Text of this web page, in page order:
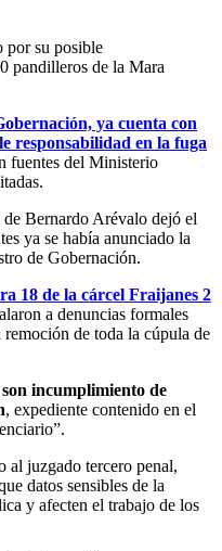
por su posible
pandilleros de la Mara
ya cuenta con
responsabilidad en la fuga
fuentes del Ministerio
Bernardo Arévalo dejó el
ya se había anunciado la
de Gobernación.
18 de la cárcel Fraijanes 2
a denuncias formales
de toda la cúpula de
incumplimiento de
, expediente contenido en el
al juzgado tercero penal,
datos sensibles de la
y afecten el trabajo de los